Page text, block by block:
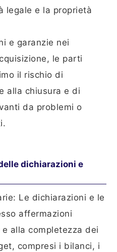
legale e la proprietà
e garanzie nei
le parti
il rischio di
alla chiusura e di
da problemi o
dichiarazioni e
Le dichiarazioni e le
affermazioni
e alla completezza dei
compresi i bilanci, i